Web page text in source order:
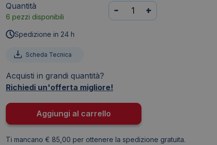
Quantità
6 pezzi disponibili
Cassaforte
Yale
elettronica
maniglia
200x430x350
mm
- +
Spedizione in 24 h
Scheda Tecnica
Acquisti in grandi quantità?
Richiedi un'offerta migliore!
Aggiungi al carrello
Ti mancano € 85,00 per ottenere la spedizione gratuita.